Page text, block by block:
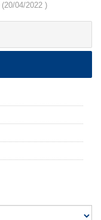
(20/04/2022 )